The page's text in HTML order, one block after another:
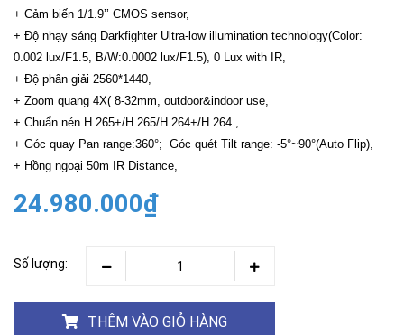
+ Cảm biến 1/1.9’’ CMOS sensor,
+ Độ nhạy sáng Darkfighter Ultra-low illumination technology(Color:
0.002 lux/F1.5, B/W:0.0002 lux/F1.5), 0 Lux with IR,
+ Độ phân giải 2560*1440,
+ Zoom quang 4X( 8-32mm, outdoor&indoor use,
+ Chuẩn nén H.265+/H.265/H.264+/H.264 ,
+ Góc quay Pan range:360°; Góc quét Tilt range: -5°~90°(Auto Flip),
+ Hồng ngoại 50m IR Distance,
24.980.000₫
Số lượng:
THÊM VÀO GIỎ HÀNG